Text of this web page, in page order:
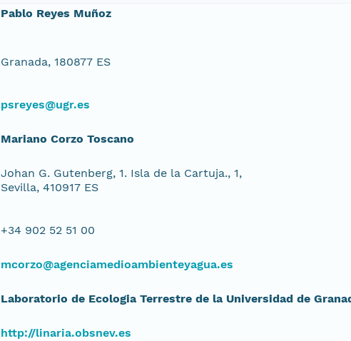
Pablo Reyes Muñoz
Granada, 180877 ES
psreyes@ugr.es
Mariano Corzo Toscano
Johan G. Gutenberg, 1. Isla de la Cartuja., 1,
Sevilla, 410917 ES
+34 902 52 51 00
mcorzo@agenciamedioambienteyagua.es
Laboratorio de Ecologia Terrestre de la Universidad de
http://linaria.obsnev.es